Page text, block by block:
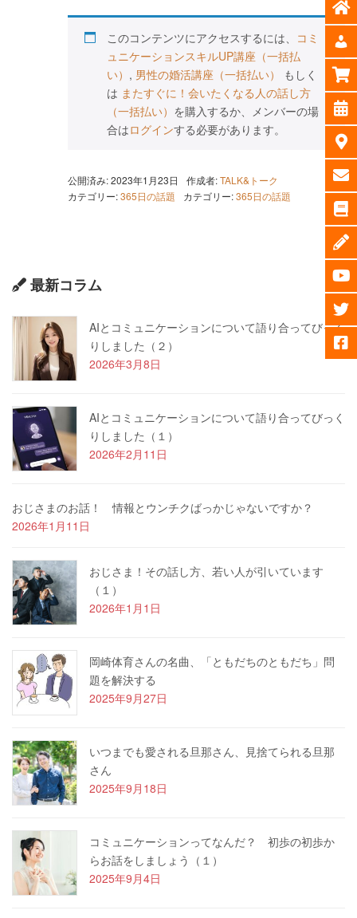
このコンテンツにアクセスするには、 コミ
ュニケーションスキルUP講座（一括払
い） , 男性の婚活講座（一括払い）
もしく
は またすぐに！会いたくなる人の話し方
（一括払い） を購入するか、メンバーの場
合はログインする必要があります。
公開済み: 2023年1月23日 作成者:TALK&トーク
カテゴリー:365日の話題 カテゴリー:365日の話題
最新コラム
AIとコミュニケーションについて語り合ってびっく
りしました（２）
2026年3月8日
AIとコミュニケーションについて語り合ってびっく
りしました（１）
2026年2月11日
おじさまのお話！ 情報とウンチクばっかじゃないですか？
2026年1月11日
おじさま！その話し方、若い人が引いています
（１）
2026年1月1日
岡崎体育さんの名曲、「ともだちのともだち」問
題を解決する
2025年9月27日
いつまでも愛される旦那さん、見捨てられる旦那
さん
2025年9月18日
コミュニケーションってなんだ？ 初歩の初歩か
らお話をしましょう（１）
2025年9月4日